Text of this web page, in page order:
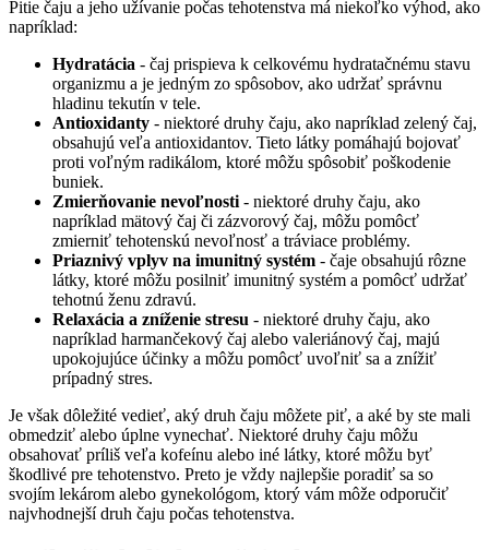
Pitie čaju a jeho užívanie počas tehotenstva má niekoľko výhod, ako
napríklad:
Hydratácia - čaj prispieva k celkovému hydratačnému stavu
organizmu a je jedným zo spôsobov, ako udržať správnu
hladinu tekutín v tele.
Antioxidanty - niektoré druhy čaju, ako napríklad zelený čaj,
obsahujú veľa antioxidantov. Tieto látky pomáhajú bojovať
proti voľným radikálom, ktoré môžu spôsobiť poškodenie
buniek.
Zmierňovanie nevoľnosti - niektoré druhy čaju, ako
napríklad mätový čaj či zázvorový čaj, môžu pomôcť
zmierniť tehotenskú nevoľnosť a tráviace problémy.
Priaznivý vplyv na imunitný systém - čaje obsahujú rôzne
látky, ktoré môžu posilniť imunitný systém a pomôcť udržať
tehotnú ženu zdravú.
Relaxácia a zníženie stresu - niektoré druhy čaju, ako
napríklad harmančekový čaj alebo valeriánový čaj, majú
upokojujúce účinky a môžu pomôcť uvoľniť sa a znížiť
prípadný stres.
Je však dôležité vedieť, aký druh čaju môžete piť, a aké by ste mali
obmedziť alebo úplne vynechať. Niektoré druhy čaju môžu
obsahovať príliš veľa kofeínu alebo iné látky, ktoré môžu byť
škodlivé pre tehotenstvo. Preto je vždy najlepšie poradiť sa so
svojím lekárom alebo gynekológom, ktorý vám môže odporučiť
najvhodnejší druh čaju počas tehotenstva.